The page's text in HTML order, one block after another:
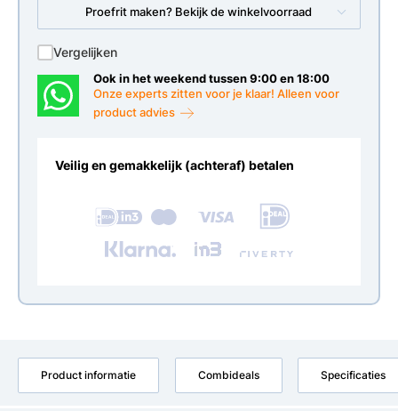
Proefrit maken? Bekijk de winkelvoorraad
Vergelijken
Ook in het weekend tussen 9:00 en 18:00
Onze experts zitten voor je klaar! Alleen voor
product advies
Veilig en gemakkelijk (achteraf) betalen
Product informatie Combideals Specificaties